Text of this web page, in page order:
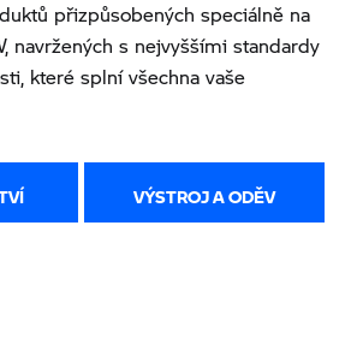
přizpůsobených speciálně na
navržených s nejvyššími standardy
které splní všechna vaše
VÝSTROJ A ODĚV